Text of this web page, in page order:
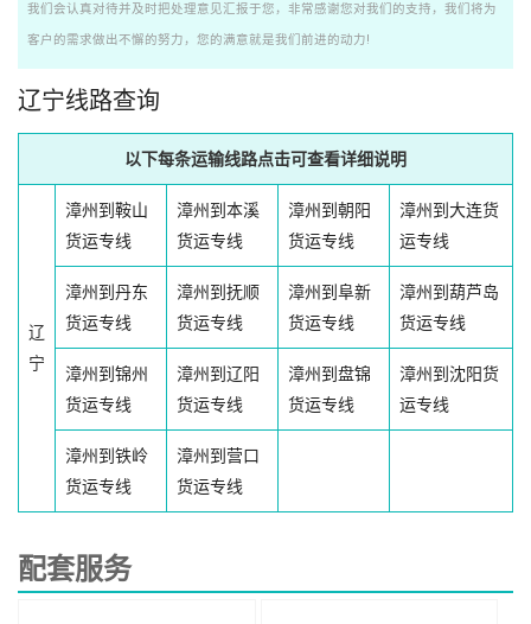
我们会认真对待并及时把处理意见汇报于您，非常感谢您对我们的支持，我们将为
客户的需求做出不懈的努力，您的满意就是我们前进的动力!
辽宁线路查询
以下每条运输线路点击可查看详细说明
辽
宁
漳州到鞍山
货运专线
漳州到本溪
货运专线
漳州到朝阳
货运专线
漳州到大连货
运专线
漳州到丹东
货运专线
漳州到抚顺
货运专线
漳州到阜新
货运专线
漳州到葫芦岛
货运专线
漳州到锦州
货运专线
漳州到辽阳
货运专线
漳州到盘锦
货运专线
漳州到沈阳货
运专线
漳州到铁岭
货运专线
漳州到营口
货运专线
配套服务